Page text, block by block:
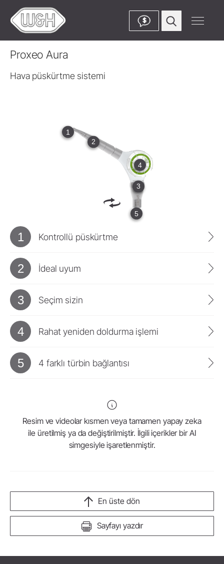
$
Proxeo Aura
Hava püskürtme sistemi
1
2
3
4
5
1 Kontrollü püskürtme
2 İdeal uyum
3 Seçim sizin
4 Rahat yeniden doldurma işlemi
5 4 farklı türbin bağlantısı
Resim ve videolar kısmen veya tamamen yapay zeka
ile üretilmiş ya da değiştirilmiştir. İlgili içerikler bir AI
simgesiyle işaretlenmiştir.
Sayfayı yazdır
En üste dön